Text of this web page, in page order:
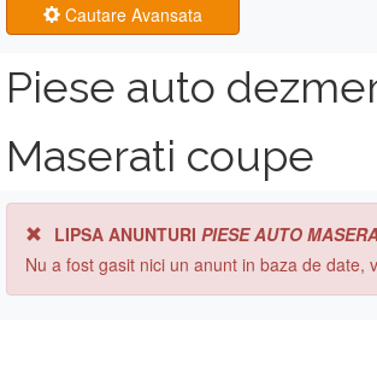
Cautare Avansata
Piese auto
Maserati coupe
LIPSA ANUNTURI PIESE AUTO
Nu a fost gasit nici un anunt in baza de date,